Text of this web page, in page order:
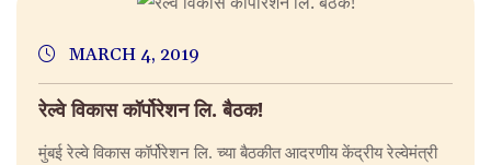
MARCH 4, 2019
रेल्वे विकास कॉर्पोरेशन लि. बैठक!
मुंबई रेल्वे विकास कॉर्पोरेशन लि. च्या बैठकीत आदरणीय केंद्रीय रेल्वेमंत्री